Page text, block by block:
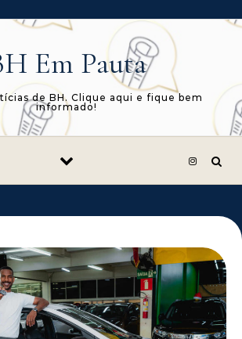
to content
Em Pauta
de BH. Clique aqui e fique bem
informado!